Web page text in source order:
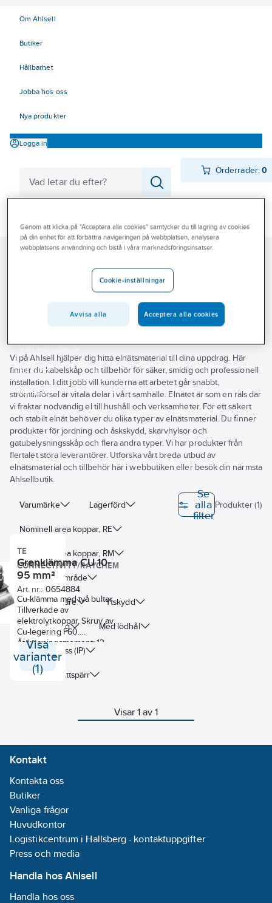
Om Ahlsell
Butiker
Hållbarhet
Jobba hos oss
Nya produkter
Logga in
Orderrader:0
Varumärken
Vårt erbjudande
Bli kund
Aktuellt
Vi på Ahlsell hjälper dig hitta elnätsmaterial till dina uppdrag. Här
finner du kabelskåp och tillbehör för säker, smidig och professionell
installation. I ditt jobb vill kunderna att arbetet går snabbt,
strömtillförsel är vitala delar i vårt samhälle. Elnätet är som en räls där
vi fraktar nödvändig el till hushåll och verksamheter. För ett säkert
och stabilt elnät behöver du olika typer av elnätsmaterial. Du finner
produkter för jordning och åskskydd, skarvhylsor och
gatubelysningsskåp och flera andra typer. Vi har produkter från
flertalet stora leverantörer. Utforska vårt breda utbud av
elnätsmaterial och tillbehör här i webbutiken eller besök din närmsta
Ahlsellbutik.
Varumärke Lagerförd
Nominell area koppar, RE
Nominell area koppar, RM
Spänningsområde
Material, ledare Ytskydd
Med isolering Med lödhål
Kapslingsklass (IP)
Oljestopp/mittspärr
Se
alla
filter
Produkter (1)
TE
CONNECTIVITY/RAYCHEM
Grenklämma CU 10-
95 mm²
Art. nr.: 0654884
Cu-klämma med två bultar.
Tillverkade av
elektrolytkoppar. Skruv av
Cu-legering F60.
Åtdragningsmoment: 12
Nm.
Visa
varianter
(1)
Visar 1 av 1
Kontakt
Kontakta oss
Butiker
Vanliga frågor
Huvudkontor
Logistikcentrum i Hallsberg - kontaktuppgifter
Press och media
Handla hos Ahlsell
Handla hos oss
Genom att klicka på "Acceptera alla cookies" samtycker du till lagring av cookies
på din enhet för att förbättra navigeringen på webbplatsen, analysera
webbplatsens användning och bistå i våra marknadsföringsinsatser.
Cookie-inställningar
Avvisa alla Acceptera alla cookies